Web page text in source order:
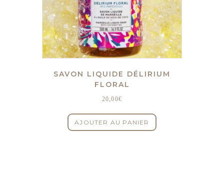
SAVON LIQUIDE DÉLIRIUM
FLORAL
20,00€
AJOUTER AU PANIER